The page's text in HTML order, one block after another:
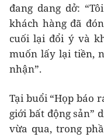
đang dang dở:
khách hàng đã
cuối lại đổi ý và
muốn lấy lại tiền,
nhận”.
Tại buổi “Họp báo
giới bất động sản”
vừa qua, trong